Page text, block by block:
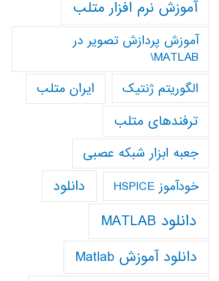
آموزش نرم افزار متلب
آموزش پردازش تصوير در
MATLAB\
الگوریتم ژنتیک
ایران متلب
ترفندهای متلب
جعبه ابزار شبکه عصبی
خودآموز HSPICE دانلود
دانلود MATLAB
دانلود آموزش Matlab